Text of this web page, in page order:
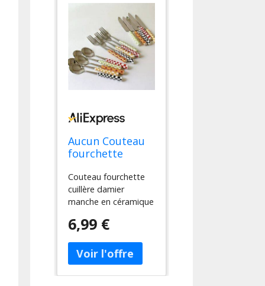
Aucun Couteau
fourchette
manche en
céramique
ensemble de
couverts
vaisselle
occidentale
fourchette à
Dessert couteau
cuillère 3
Couteau fourchette
cuillère damier
manche en céramique
vaisselle occidentale
couteau cuillère 3
pièces/ensemble
6,99 €